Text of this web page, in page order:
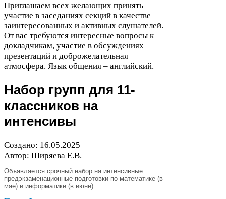
Приглашаем всех желающих принять
участие в заседаниях секций в качестве
заинтересованных и активных слушателей.
От вас требуются интересные вопросы к
докладчикам, участие в обсуждениях
презентаций и доброжелательная
атмосфера. Язык общения – английский.
Набор групп для 11-​
классников на
интенсивы
Создано: 16.05.2025
Автор: Ширяева Е.В.
Объявляется срочный набор на интенсивные
предэкзаменационные подготовки по математике (в
мае) и информатике (в июне) .